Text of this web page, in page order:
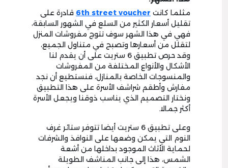
مثلما كانت 6th street voucher قادرة على
تقليل أسعار الكثير من السلع في الشهور السابقة،
فهي في هذا الشهر سوف تتوج مفروشات المنزل
لتقلل من أسعارها وتصبح في متناول الجميع،
وقد حرص تطبيق 6 ستريت على أن يقدم لنا
الأشكال والأنواع المختلفة من المفروشات
والمنسوجات الخاصة بالمنازل، فنستطيع أن نجد
مفارش وأطقم شراشف الأسرة على هذا التطبيق
ونختار التصميم الذي يناسب ذوقنا ويجعل الأسرة
أكثر جمالا.
وعلى تطبيق 6 ستريت أيضا تتوفر ستائر غرف
النوم التي يمكن وضعها على النوافذ والشرفات
لحماية الأثاث الموجود بداخلها من أشعة
الشمس، هذا إلى جانب المناشف الطويلة